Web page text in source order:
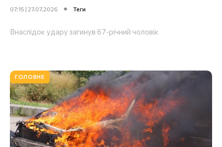
07:15 | 27.07.2026 Теги
Внаслідок удару загинув 67-річний чоловік
ГОЛОВНЕ